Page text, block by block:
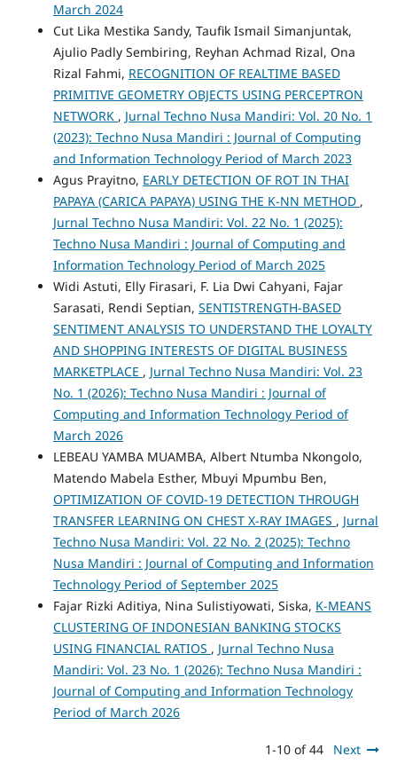
March 2024
Cut Lika Mestika Sandy, Taufik Ismail Simanjuntak,
Ajulio Padly Sembiring, Reyhan Achmad Rizal, Ona
Rizal Fahmi, RECOGNITION OF REALTIME BASED
PRIMITIVE GEOMETRY OBJECTS USING PERCEPTRON
NETWORK , Jurnal Techno Nusa Mandiri: Vol. 20 No. 1
(2023): Techno Nusa Mandiri : Journal of Computing
and Information Technology Period of March 2023
Agus Prayitno, EARLY DETECTION OF ROT IN THAI
PAPAYA (CARICA PAPAYA) USING THE K-NN METHOD ,
Jurnal Techno Nusa Mandiri: Vol. 22 No. 1 (2025):
Techno Nusa Mandiri : Journal of Computing and
Information Technology Period of March 2025
Widi Astuti, Elly Firasari, F. Lia Dwi Cahyani, Fajar
Sarasati, Rendi Septian, SENTISTRENGTH-BASED
SENTIMENT ANALYSIS TO UNDERSTAND THE LOYALTY
AND SHOPPING INTERESTS OF DIGITAL BUSINESS
MARKETPLACE , Jurnal Techno Nusa Mandiri: Vol. 23
No. 1 (2026): Techno Nusa Mandiri : Journal of
Computing and Information Technology Period of
March 2026
LEBEAU YAMBA MUAMBA, Albert Ntumba Nkongolo,
Matendo Mabela Esther, Mbuyi Mpumbu Ben,
OPTIMIZATION OF COVID-19 DETECTION THROUGH
TRANSFER LEARNING ON CHEST X-RAY IMAGES , Jurnal
Techno Nusa Mandiri: Vol. 22 No. 2 (2025): Techno
Nusa Mandiri : Journal of Computing and Information
Technology Period of September 2025
Fajar Rizki Aditiya, Nina Sulistiyowati, Siska, K-MEANS
CLUSTERING OF INDONESIAN BANKING STOCKS
USING FINANCIAL RATIOS , Jurnal Techno Nusa
Mandiri: Vol. 23 No. 1 (2026): Techno Nusa Mandiri :
Journal of Computing and Information Technology
Period of March 2026
1-10 of 44 Next